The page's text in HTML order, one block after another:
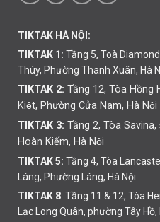
TIKTAK HÀ NỘI:
TIKTAK 1: Tầng 5, Toà
Thúy, Phường Thanh Xuân, Hà
TIKTAK 2: Tầng 12, Tòa Hồng
Kiệt, Phường Cửa Nam, Hà Nội
TIKTAK 3: Tầng 2, Tòa
Hoàn Kiếm, Hà Nội
TIKTAK 5: Tầng 4, Tòa
Láng, Phường Láng, Hà Nội
TIKTAK 8: Tầng 11 & 12, Tòa
Lạc Long Quân, phường Tây Hồ,